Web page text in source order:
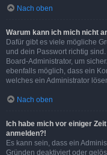
Nach oben
Warum kann ich mich nicht
Dafür gibt es viele mögliche
und dein Passwort richtig
Board-Administrator, um
ebenfalls möglich, dass ein
welches ein Administrator
Nach oben
Ich habe mich vor einiger
anmelden?!
Es kann sein, dass ein
Gründen deaktiviert oder